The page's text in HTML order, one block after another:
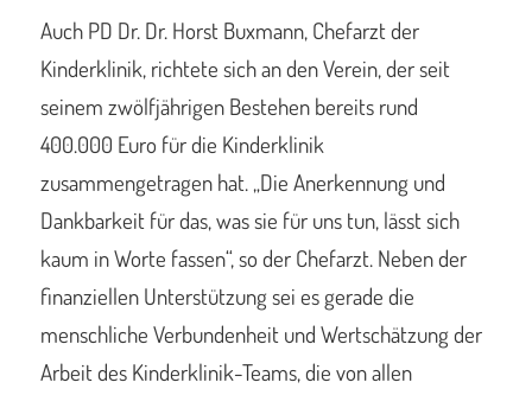
Auch PD Dr. Dr. Horst Buxmann, Chefarzt der
Kinderklinik, richtete sich an den Verein, der seit
seinem zwölfjährigen Bestehen bereits rund
400.000 Euro für die Kinderklinik
zusammengetragen hat. „Die Anerkennung und
Dankbarkeit für das, was sie für uns tun, lässt sich
kaum in Worte fassen“, so der Chefarzt. Neben der
finanziellen Unterstützung sei es gerade die
menschliche Verbundenheit und Wertschätzung der
Arbeit des Kinderklinik-Teams, die von allen